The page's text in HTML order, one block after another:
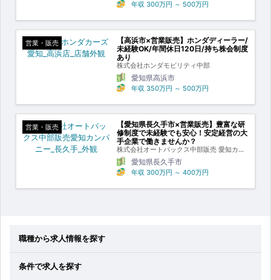
年収 300万円 ～ 500万円
営業・販売
【高浜市×営業販売】ホンダディーラー/
未経験OK/年間休日120日/持ち株会制度
あり
株式会社ホンダモビリティ中部
愛知県高浜市
年収 350万円 ～ 500万円
営業・販売
【愛知県長久手市×営業販売】豊富な研
修制度で未経験でも安心！安定経営の大
手企業で働きませんか？
株式会社オートバックス中部販売 愛知カン
パニー愛知県長久手市
年収 300万円 ～ 400万円
職種から求人情報を探す
条件で求人を探す